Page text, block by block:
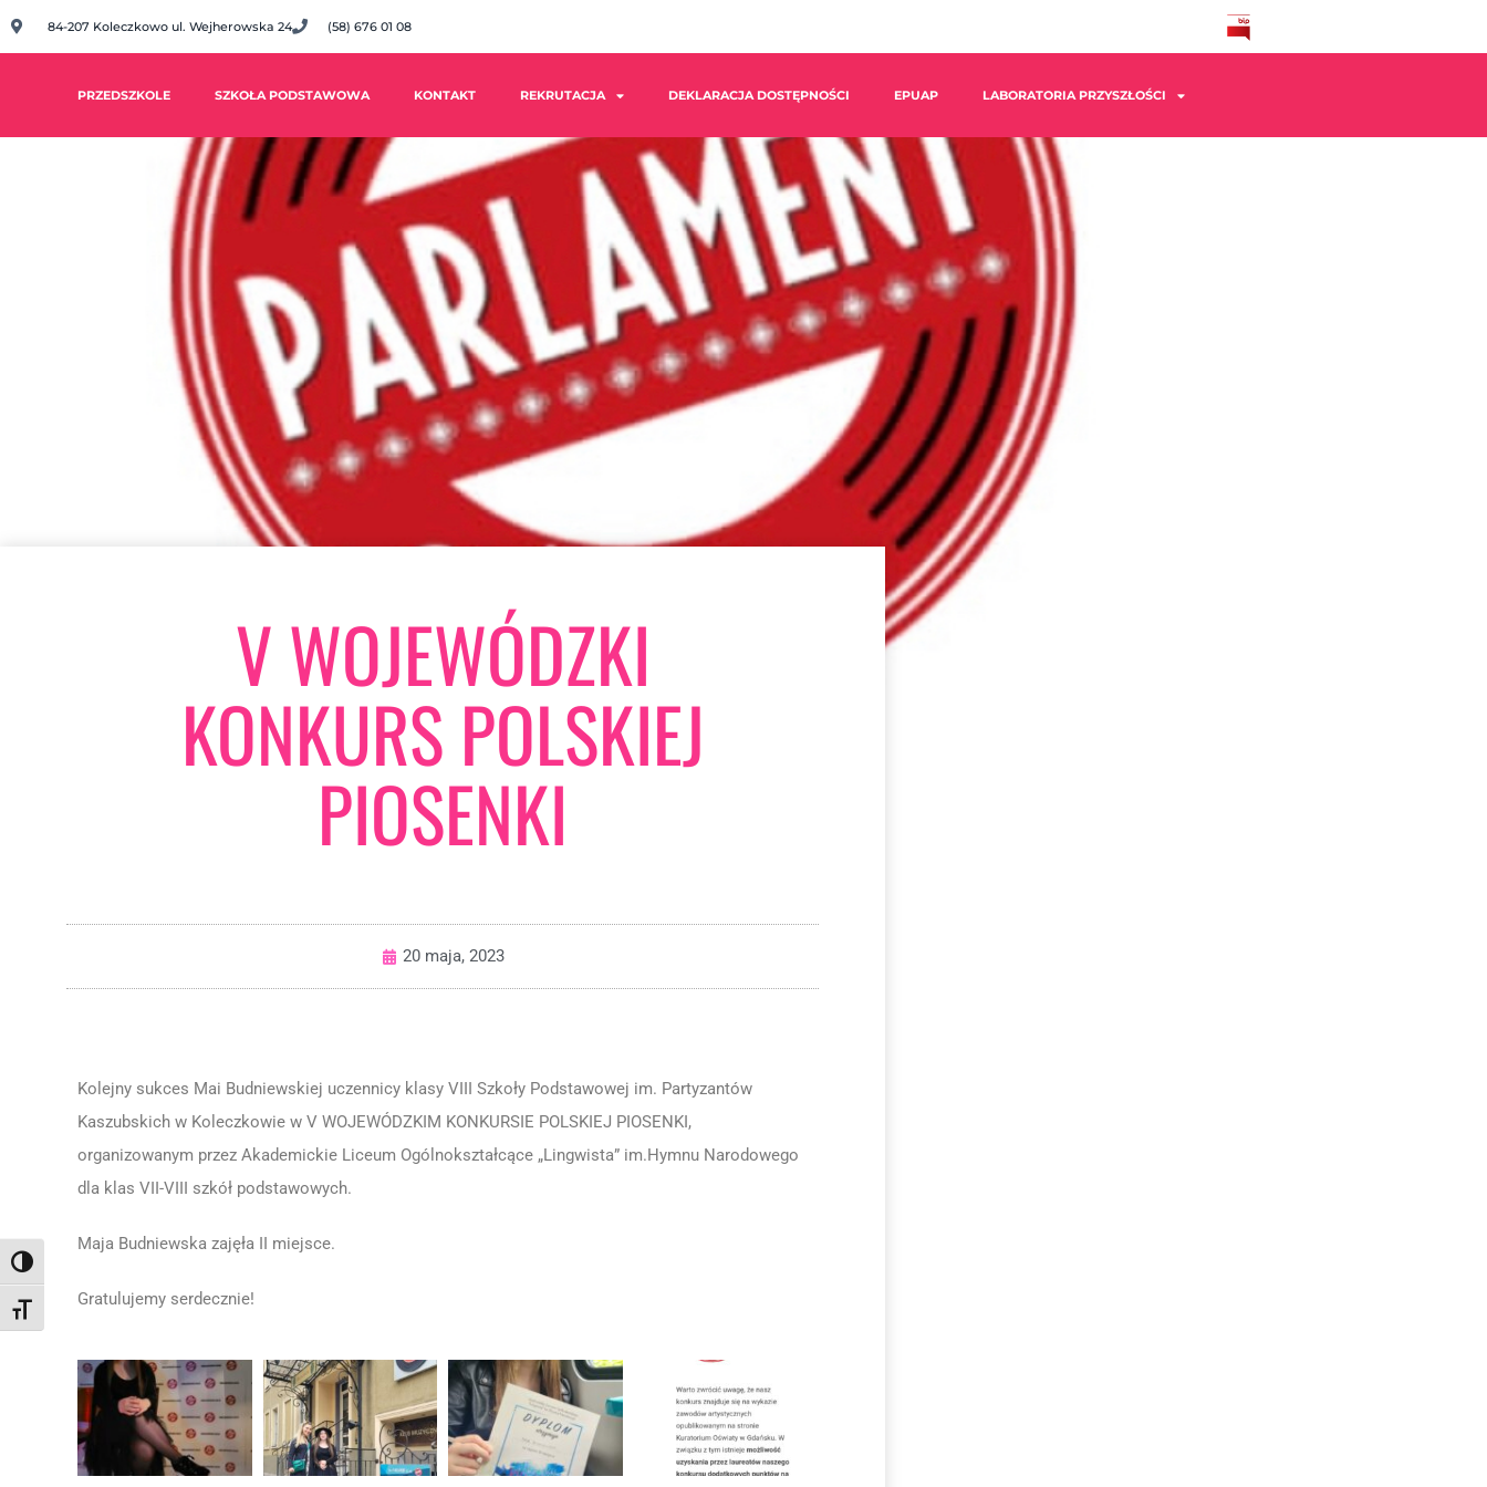
Toggle High Contrast
Toggle Font size
84-207 Koleczkowo ul. Wejherowska 24 (58) 676 01 08
PRZEDSZKOLE SZKOŁA PODSTAWOWA KONTAKT REKRUTACJA DEKLARACJA DOSTĘPNOŚCI EPUAP LABORATORIA PRZYSZŁOŚCI
V WOJEWÓDZKI
KONKURS POLSKIEJ
PIOSENKI
20 maja, 2023
Kolejny sukces Mai Budniewskiej uczennicy klasy VIII Szkoły Podstawowej im. Partyzantów
Kaszubskich w Koleczkowie w V WOJEWÓDZKIM KONKURSIE POLSKIEJ PIOSENKI,
organizowanym przez Akademickie Liceum Ogólnokształcące „Lingwista” im.Hymnu Narodowego
dla klas VII-VIII szkół podstawowych.
Maja Budniewska zajęła II miejsce.
Gratulujemy serdecznie!